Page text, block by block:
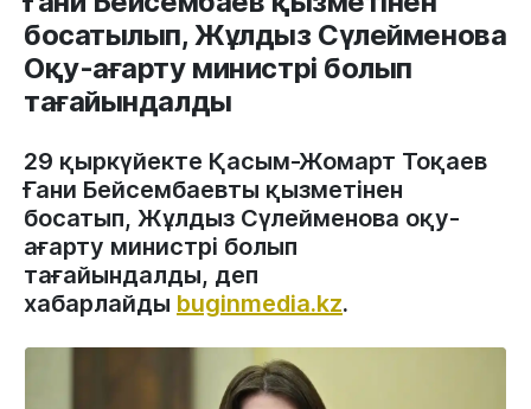
босатылып, Жұлдыз Сүлейменова
Оқу-ағарту министрі болып
тағайындалды
29 қыркүйекте Қасым-Жомарт Тоқаев
Ғани Бейсембаевты қызметінен
босатып, Жұлдыз Сүлейменова оқу-
ағарту министрі болып
тағайындалды, деп
хабарлайды buginmedia.kz.